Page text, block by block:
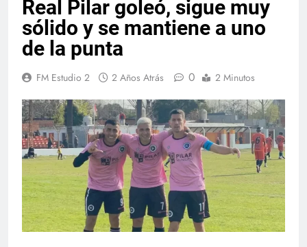
Real Pilar goleó, sigue muy
sólido y se mantiene a uno
de la punta
FM Estudio 2 2 Años Atrás 0 2 Minutos